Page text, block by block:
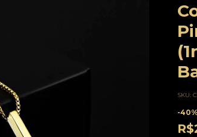
SKU:
-40%